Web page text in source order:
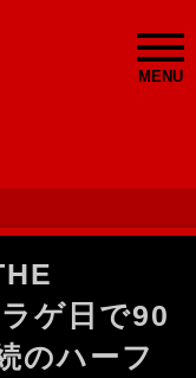
MENU
ゲ日で90
のハーフ